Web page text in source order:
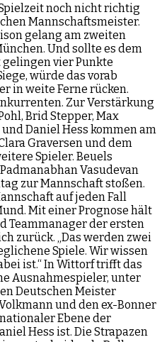
noch nicht richtig
Mannschaftsmeister.
gelang am zweiten
Und sollte es dem
gelingen vier Punkte
würde das vorab
in weite Ferne rücken.
Zur Verstärkung
Brid Stepper, Max
Daniel Hess kommen am
Graversen und dem
Spieler. Beuels
Vasudevan
zur Mannschaft stoßen.
auf jeden Fall
Mit einer Prognose hält
Teammanager der ersten
zurück. „Das werden zwei
Spiele. Wir wissen
ist.“ In Wittorf trifft das
Ausnahmespieler, unter
Deutschen Meister
und den ex-Bonner
Ebene der
Hess ist. Die Strapazen